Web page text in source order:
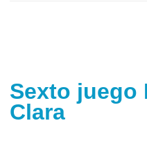
Sexto juego
Clara